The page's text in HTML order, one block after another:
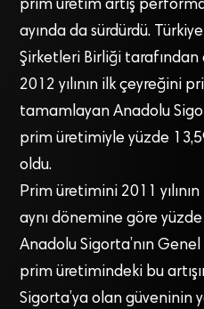
prim üretim artış
ayında da sürdürdü.
Şirketleri Birliği tarafından
2012 yılının ilk çeyreğini
tamamlayan Anadolu
prim üretimiyle yüzde
oldu.
Prim üretimini 2011
aynı dönemine göre
Anadolu Sigorta’nın
prim üretimindeki bu
Sigorta’ya olan güveninin